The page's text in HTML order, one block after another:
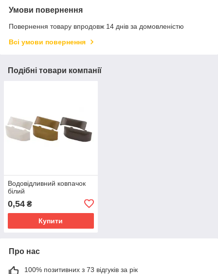
Умови повернення
Повернення товару впродовж 14 днів за домовленістю
Всі умови повернення
Подібні товари компанії
Водовідливний ковпачок
білий
0,54 ₴
Купити
Про нас
100% позитивних з 73 відгуків за рік